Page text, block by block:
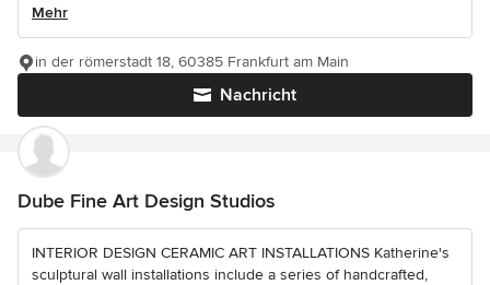
Mehr
Nachricht
in der römerstadt 18, 60385 Frankfurt am Main
Dube Fine Art Design Studios
INTERIOR DESIGN CERAMIC ART INSTALLATIONS Katherine's
sculptural wall installations include a series of handcrafted,